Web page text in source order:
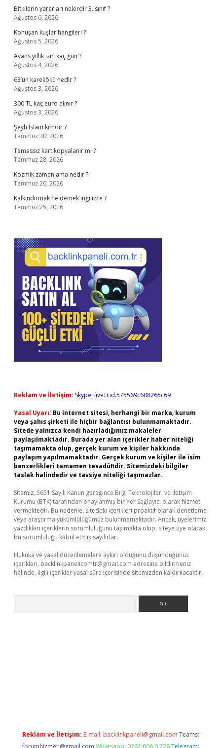
Bitkilerin yararları nelerdir 3. sınıf ?
Ağustos 6, 2026
Konuşan kuşlar hangileri ?
Ağustos 5, 2026
Avans yıllık izin kaç gün ?
Ağustos 4, 2026
63’ün karekökü nedir ?
Ağustos 3, 2026
300 TL kaç euro alınır ?
Ağustos 3, 2026
Şeyh İslam kimdir ?
Temmuz 30, 2026
Temassız kart kopyalanır mı ?
Temmuz 28, 2026
Kozmik zamanlama nedir ?
Temmuz 26, 2026
Kalkındırmak ne demek ingilizce ?
Temmuz 25, 2026
Reklam ve İletişim: Skype: live:.cid.575569c608265c69
Yasal Uyarı: Bu internet sitesi, herhangi bir marka, kurum
veya şahıs şirketi ile hiçbir bağlantısı bulunmamaktadır.
Sitede yalnızca kendi hazırladığımız makaleler
paylaşılmaktadır. Burada yer alan içerikler haber niteliği
taşımamakta olup, gerçek kurum ve kişiler hakkında
paylaşım yapılmamaktadır. Gerçek kurum ve kişiler ile isim
benzerlikleri tamamen tesadüfidir. Sitemizdeki bilgiler
taslak halindedir ve tavsiye niteliği taşımazlar.
Sitemiz, 5651 Sayılı Kanun gereğince Bilgi Teknolojileri ve İletişim
Kurumu (BTK) tarafından onaylanmış bir Yer Sağlayıcı olarak hizmet
vermektedir. Bu nedenle, sitedeki içerikleri proaktif olarak denetleme
veya araştırma yükümlülüğümüz bulunmamaktadır. Ancak, üyelerimiz
yazdıkları içeriklerin sorumluluğunu taşımakta olup, siteye üye olarak
bu sorumluluğu kabul etmiş sayılırlar.
Hukuka ve yasal düzenlemelere aykırı olduğunu düşündüğünüz
içerikleri, backlinkpanelicomtr@gmail.com adresine bildirmeniz
halinde, ilgili içerikler yasal süre içerisinde sitemizden kaldırılacaktır.
Reklam ve İletişim: E-mail: backlinkpaneli@gmail.com Teams:
forumhizmeti@gmail.com Whatsapp: 0262 606 0 726 Telegram: